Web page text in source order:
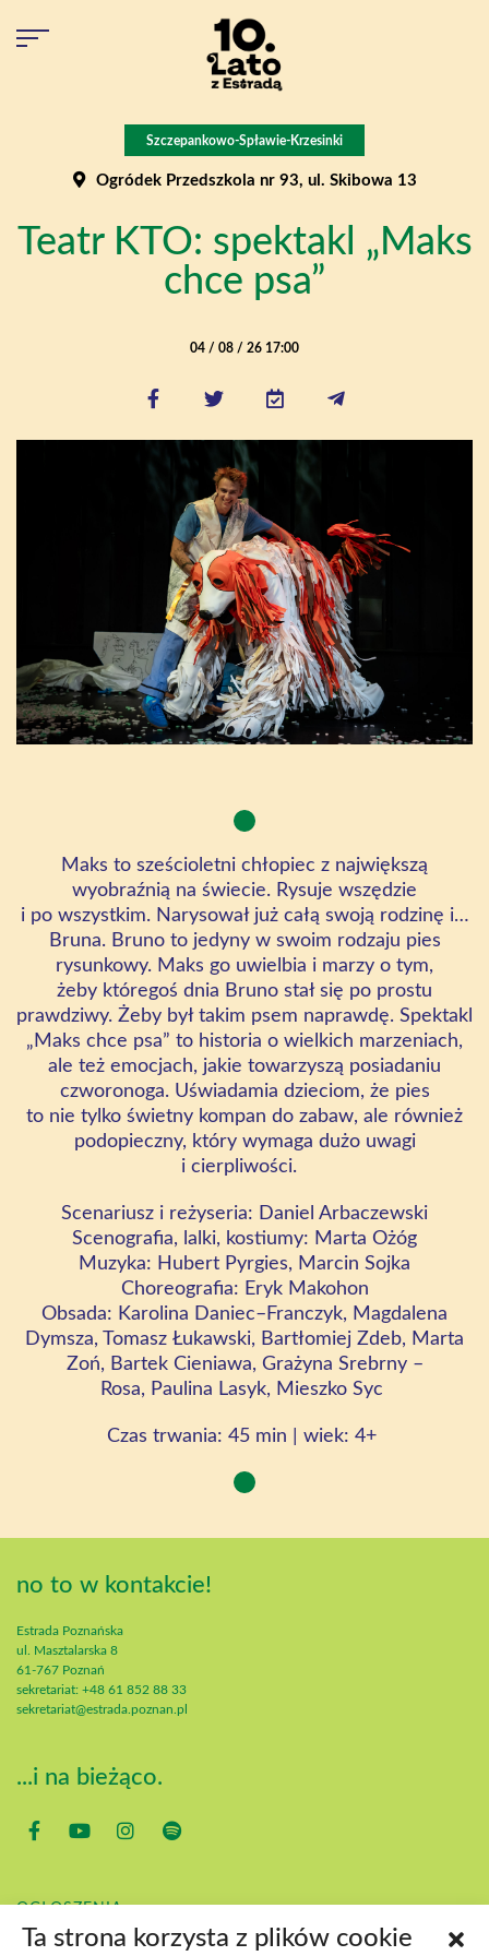
Ta strona korzysta z plików cookie
Szczepankowo-Spławie-Krzesinki
Ogródek Przedszkola nr 93, ul. Skibowa 13
Teatr KTO: spektakl „Maks
chce psa”
04 / 08 / 26 17:00
Maks to sześcioletni chłopiec z największą
wyobraźnią na świecie. Rysuje wszędzie
i po wszystkim. Narysował już całą swoją rodzinę i…
Bruna. Bruno to jedyny w swoim rodzaju pies
rysunkowy. Maks go uwielbia i marzy o tym,
żeby któregoś dnia Bruno stał się po prostu
prawdziwy. Żeby był takim psem naprawdę. Spektakl
„Maks chce psa” to historia o wielkich marzeniach,
ale też emocjach, jakie towarzyszą posiadaniu
czworonoga. Uświadamia dzieciom, że pies
to nie tylko świetny kompan do zabaw, ale również
podopieczny, który wymaga dużo uwagi
i cierpliwości.
Scenariusz i reżyseria: Daniel Arbaczewski
Scenografia, lalki, kostiumy: Marta Ożóg
Muzyka: Hubert Pyrgies, Marcin Sojka
Choreografia: Eryk Makohon
Obsada: Karolina Daniec–Franczyk, Magdalena
Dymsza, Tomasz Łukawski, Bartłomiej Zdeb, Marta
Zoń, Bartek Cieniawa, Grażyna Srebrny –
Rosa, Paulina Lasyk, Mieszko Syc
Czas trwania: 45 min | wiek: 4+
no to w kontakcie!
Estrada Poznańska
ul. Masztalarska 8
61-767 Poznań
sekretariat: +48 61 852 88 33
sekretariat@estrada.poznan.pl
...i na bieżąco.
OGŁOSZENIA
KONTAKT